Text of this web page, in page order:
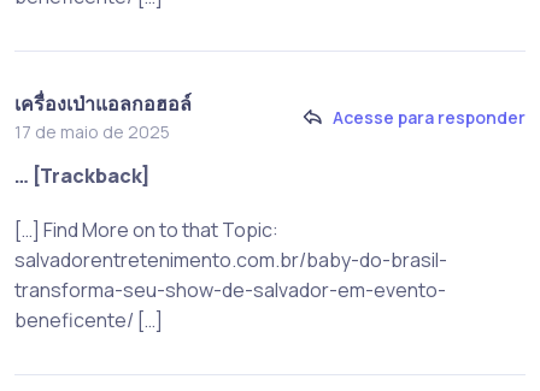
เครื่องเป่าแอลกอฮอล์
17 de maio de 2025
Acesse para responder
… [Trackback]
[…] Find More on to that Topic:
salvadorentretenimento.com.br/baby-do-brasil-
transforma-seu-show-de-salvador-em-evento-
beneficente/ […]